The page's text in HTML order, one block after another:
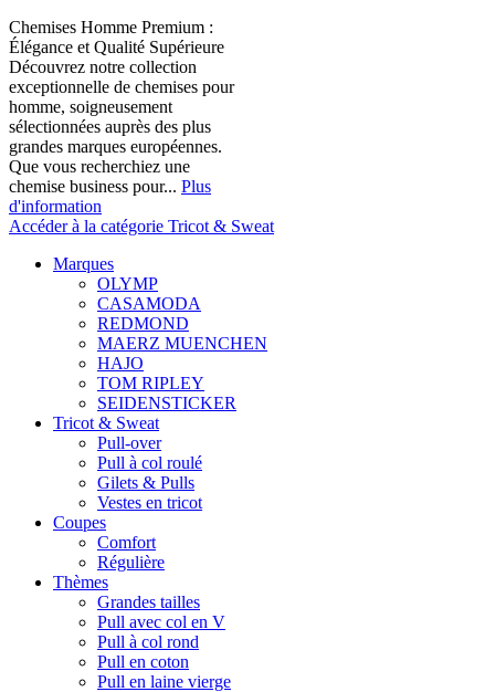
Chemises Homme Premium :
Élégance et Qualité Supérieure
Découvrez notre collection
exceptionnelle de chemises pour
homme, soigneusement
sélectionnées auprès des plus
grandes marques européennes.
Que vous recherchiez une
chemise business pour... Plus
d'information
Accéder à la catégorie Tricot & Sweat
Marques
OLYMP
CASAMODA
REDMOND
MAERZ MUENCHEN
HAJO
TOM RIPLEY
SEIDENSTICKER
Tricot & Sweat
Pull-over
Pull à col roulé
Gilets & Pulls
Vestes en tricot
Coupes
Comfort
Régulière
Thèmes
Grandes tailles
Pull avec col en V
Pull à col rond
Pull en coton
Pull en laine vierge